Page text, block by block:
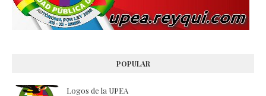
POPULAR
Logos de la UPEA